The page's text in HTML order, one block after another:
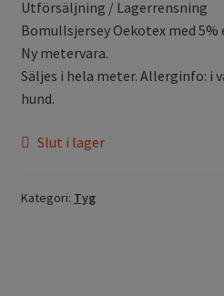
Utförsäljning / Lagerrensning
Bomullsjersey Oekotex med 5%
Ny metervara.
Säljes i hela meter. Allerginfo: i
hund.
Slut i lager
Kategori: Tyg